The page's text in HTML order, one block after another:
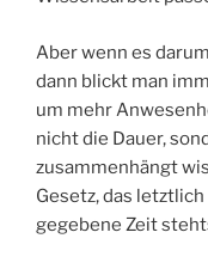
Aber wenn es
dann blickt man
um mehr
nicht die Dauer,
zusammenhängt
Gesetz, das
gegebene Zeit